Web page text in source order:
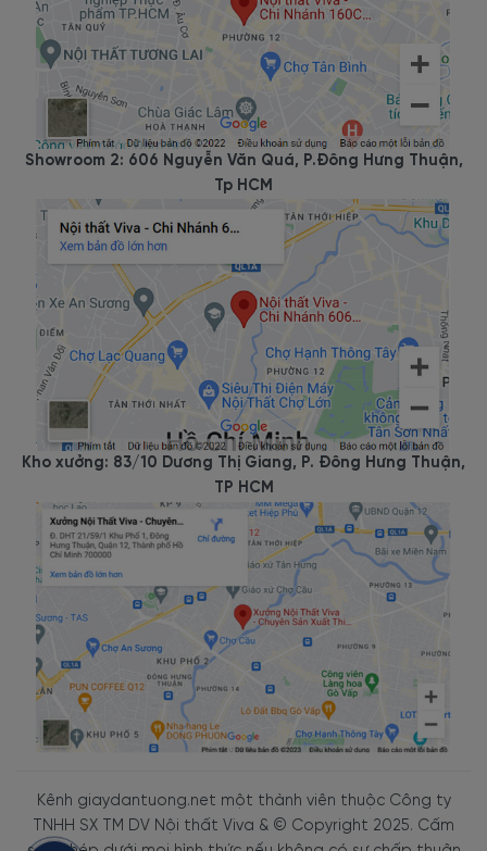
Showroom 2: 606 Nguyễn Văn Quá, P.Đông Hưng Thuận,
Tp HCM
Kho xưởng: 83/10 Dương Thị Giang, P. Đông Hưng Thuận,
TP HCM
Kênh giaydantuong.net một thành viên thuộc Công ty
TNHH SX TM DV Nội thất Viva & © Copyright 2025. Cấm